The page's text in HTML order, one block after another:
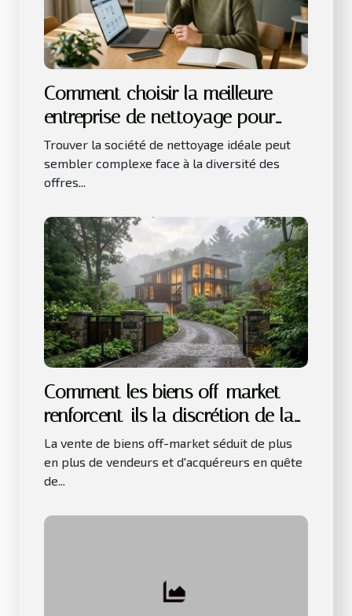
Comment choisir la meilleure
entreprise de nettoyage pour
vos besoins ?
Trouver la société de nettoyage idéale peut
sembler complexe face à la diversité des
offres...
Comment les biens off-market
renforcent-ils la discrétion de la
vente ?
La vente de biens off-market séduit de plus
en plus de vendeurs et d'acquéreurs en quête
de...